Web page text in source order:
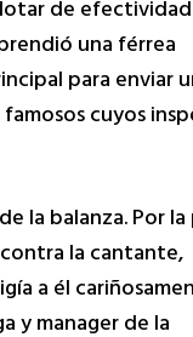
de
una férrea
para enviar
cuyos
la balanza. Por
la cantante,
a él
y manager de la